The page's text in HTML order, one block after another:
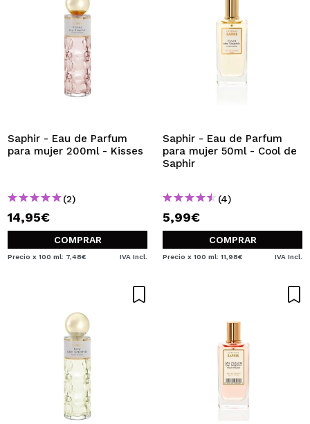
Saphir - Eau de Parfum
para mujer 200ml - Kisses
(2)
14,95€
COMPRAR
Precio x 100 ml: 7,48€ IVA Incl.
Saphir - Eau de Parfum
para mujer 50ml - Cool de
Saphir
(4)
5,99€
COMPRAR
Precio x 100 ml: 11,98€ IVA Incl.